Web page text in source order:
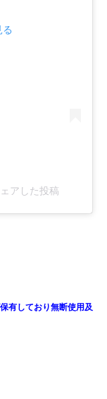
アした投稿
有しており無断使用及